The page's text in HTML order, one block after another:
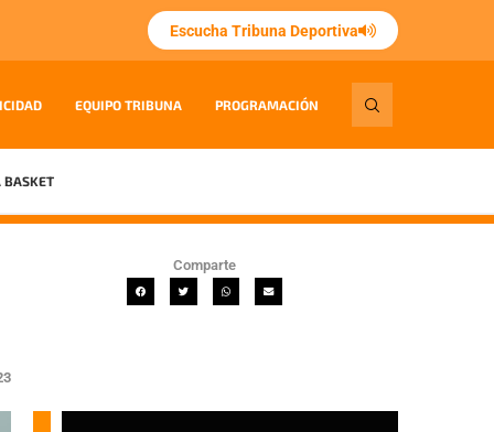
Escucha Tribuna Deportiva
EQUIPO TRIBUNA PROGRAMACIÓN
BASKET
Comparte